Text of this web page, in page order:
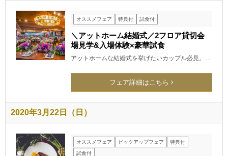
オススメフェア 特典付 試食付
＼アットホーム結婚式／2フロア貸切会
場見学&入場体験×豪華試食
アットホームな結婚式を挙げたいカップル必見。…
フェア詳細はこちら
2020年3月22日（日）
オススメフェア ピックアップフェア
特典付
試食付